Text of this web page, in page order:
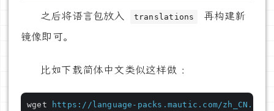
之后将语言包放入 translations
再构建新
镜像即可。
比如下载简体中文类似这样做 ：
wget
https://language-packs.mautic.com/zh_CN.zip